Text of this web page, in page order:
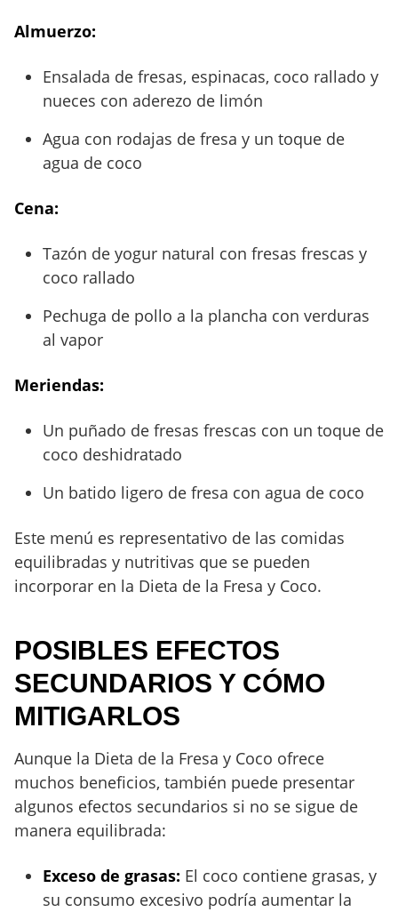
Almuerzo:
Ensalada de fresas, espinacas, coco rallado y
nueces con aderezo de limón
Agua con rodajas de fresa y un toque de
agua de coco
Cena:
Tazón de yogur natural con fresas frescas y
coco rallado
Pechuga de pollo a la plancha con verduras
al vapor
Meriendas:
Un puñado de fresas frescas con un toque de
coco deshidratado
Un batido ligero de fresa con agua de coco
Este menú es representativo de las comidas
equilibradas y nutritivas que se pueden
incorporar en la Dieta de la Fresa y Coco.
POSIBLES EFECTOS
SECUNDARIOS Y CÓMO
MITIGARLOS
Aunque la Dieta de la Fresa y Coco ofrece
muchos beneficios, también puede presentar
algunos efectos secundarios si no se sigue de
manera equilibrada:
Exceso de grasas: El coco contiene grasas, y
su consumo excesivo podría aumentar la